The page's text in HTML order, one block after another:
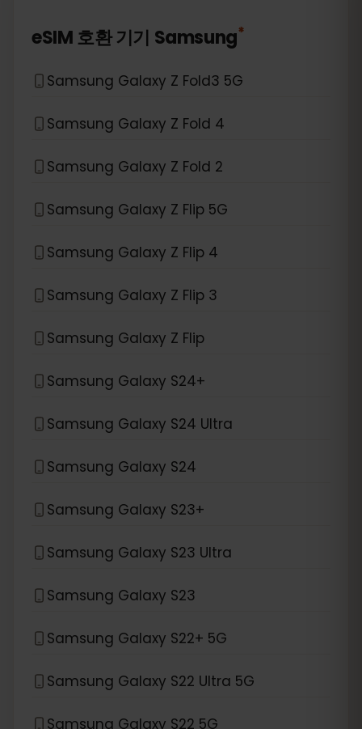
eSIM 호환 기기 Samsung*
Samsung Galaxy Z Fold3 5G
Samsung Galaxy Z Fold 4
Samsung Galaxy Z Fold 2
Samsung Galaxy Z Flip 5G
Samsung Galaxy Z Flip 4
Samsung Galaxy Z Flip 3
Samsung Galaxy Z Flip
Samsung Galaxy S24+
Samsung Galaxy S24 Ultra
Samsung Galaxy S24
Samsung Galaxy S23+
Samsung Galaxy S23 Ultra
Samsung Galaxy S23
Samsung Galaxy S22+ 5G
Samsung Galaxy S22 Ultra 5G
Samsung Galaxy S22 5G